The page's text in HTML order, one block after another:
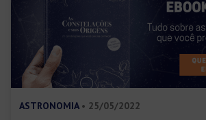
ASTRONOMIA • 25/05/2022